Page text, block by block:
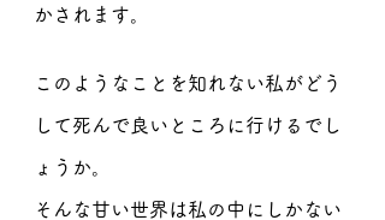
かされます。
このようなことを知れない私がどう
して死んで良いところに行けるでし
ょうか。
そんな甘い世界は私の中にしかない